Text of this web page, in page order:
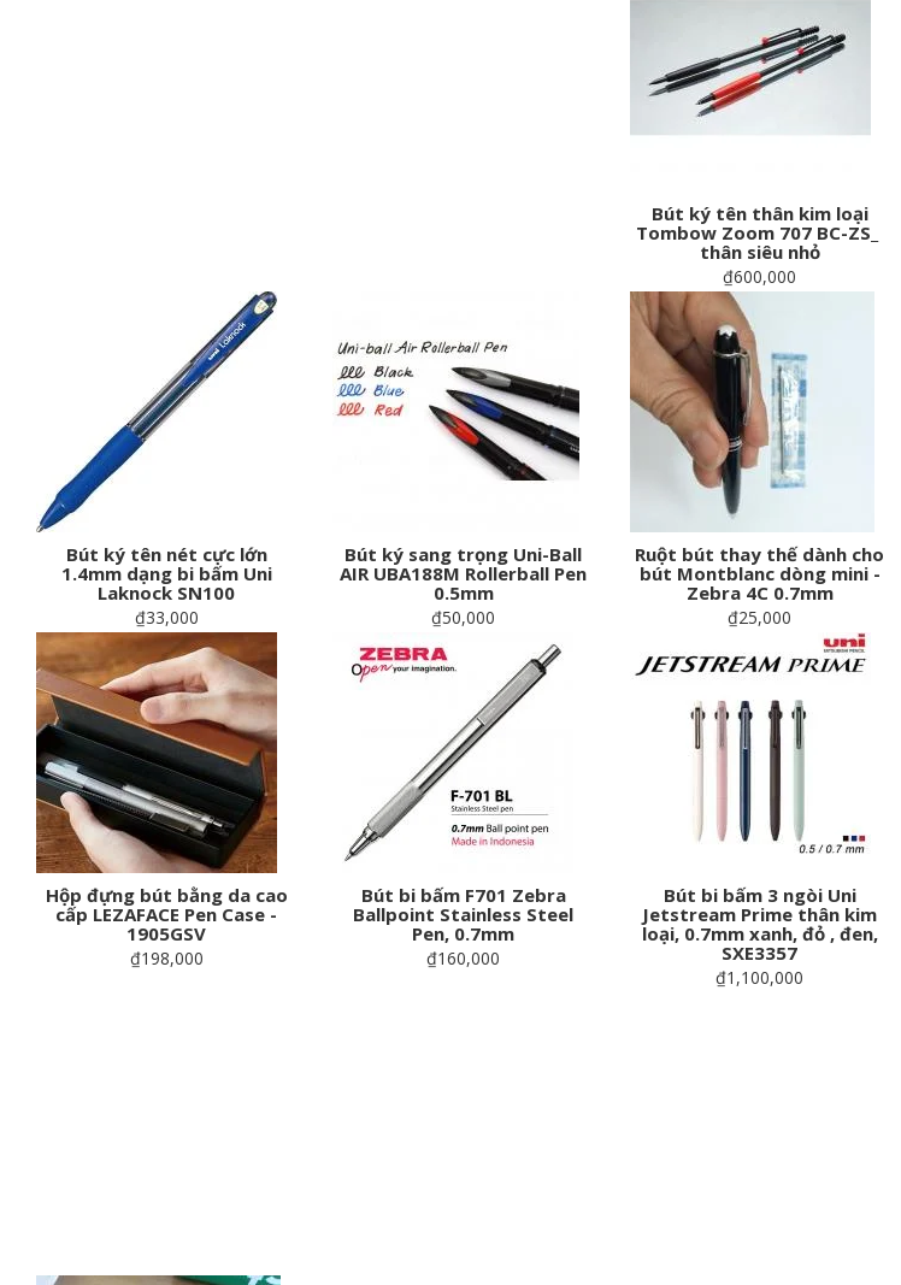
Bút ký tên thân kim loại
Tombow Zoom 707 BC-ZS_
thân siêu nhỏ
₫600,000
Bút ký tên nét cực lớn
1.4mm dạng bi bấm Uni
Laknock SN100
₫33,000
Bút ký sang trọng Uni-Ball
AIR UBA188M Rollerball Pen
0.5mm
₫50,000
Ruột bút thay thế dành cho
bút Montblanc dòng mini -
Zebra 4C 0.7mm
₫25,000
Hộp đựng bút bằng da cao
cấp LEZAFACE Pen Case -
1905GSV
₫198,000
Bút bi bấm F701 Zebra
Ballpoint Stainless Steel
Pen, 0.7mm
₫160,000
Bút bi bấm 3 ngòi Uni
Jetstream Prime thân kim
loại, 0.7mm xanh, đỏ , đen,
SXE3357
₫1,100,000